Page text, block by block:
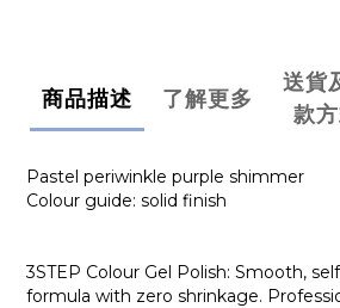
商品描述 了解更多
送貨
款
Pastel periwinkle purple shimmer
Colour guide: solid finish
3STEP Colour Gel Polish: Smooth,
formula with zero shrinkage.